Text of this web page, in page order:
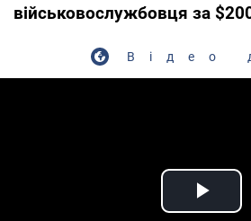
військовослужбовця за
Відео